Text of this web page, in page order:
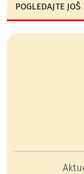
POGLEDAJTE JOŠ